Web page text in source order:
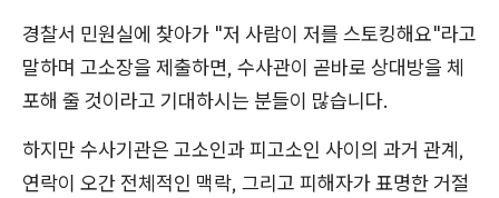
경찰서 민원실에 찾아가 "저 사람이 저를 스토킹해요"라고
말하며 고소장을 제출하면, 수사관이 곧바로 상대방을 체
포해 줄 것이라고 기대하시는 분들이 많습니다.
하지만 수사기관은 고소인과 피고소인 사이의 과거 관계,
연락이 오간 전체적인 맥락, 그리고 피해자가 표명한 거절